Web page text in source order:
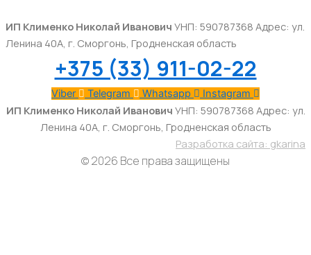
ИП Клименко Николай Иванович УНП: 590787368 Адрес: ул.
Ленина 40А, г. Сморгонь, Гродненская область
+375 (33) 911-02-22
Viber Telegram Whatsapp Instagram
ИП Клименко Николай Иванович УНП: 590787368 Адрес: ул.
Ленина 40А, г. Сморгонь, Гродненская область
Разработка сайта: gkarina
© 2026 Все права защищены